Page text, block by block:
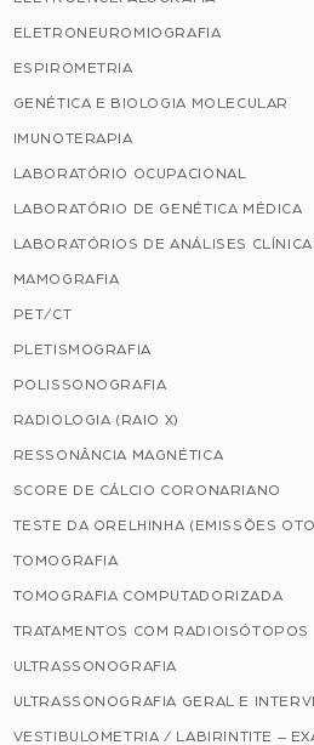
ELETRONEUROMIOGRAFIA
ESPIROMETRIA
GENÉTICA E BIOLOGIA MOLECULAR
IMUNOTERAPIA
LABORATÓRIO OCUPACIONAL
LABORATÓRIO DE GENÉTICA MÉDICA
LABORATÓRIOS DE ANÁLISES
MAMOGRAFIA
PET/CT
PLETISMOGRAFIA
POLISSONOGRAFIA
RADIOLOGIA (RAIO X)
RESSONÂNCIA MAGNÉTICA
SCORE DE CÁLCIO CORONARIANO
TESTE DA ORELHINHA (EMISSÕES
TOMOGRAFIA
TOMOGRAFIA COMPUTADORIZADA
TRATAMENTOS COM RADIOISÓTOPOS
ULTRASSONOGRAFIA
ULTRASSONOGRAFIA GERAL E
VESTIBULOMETRIA / LABIRINTITE –